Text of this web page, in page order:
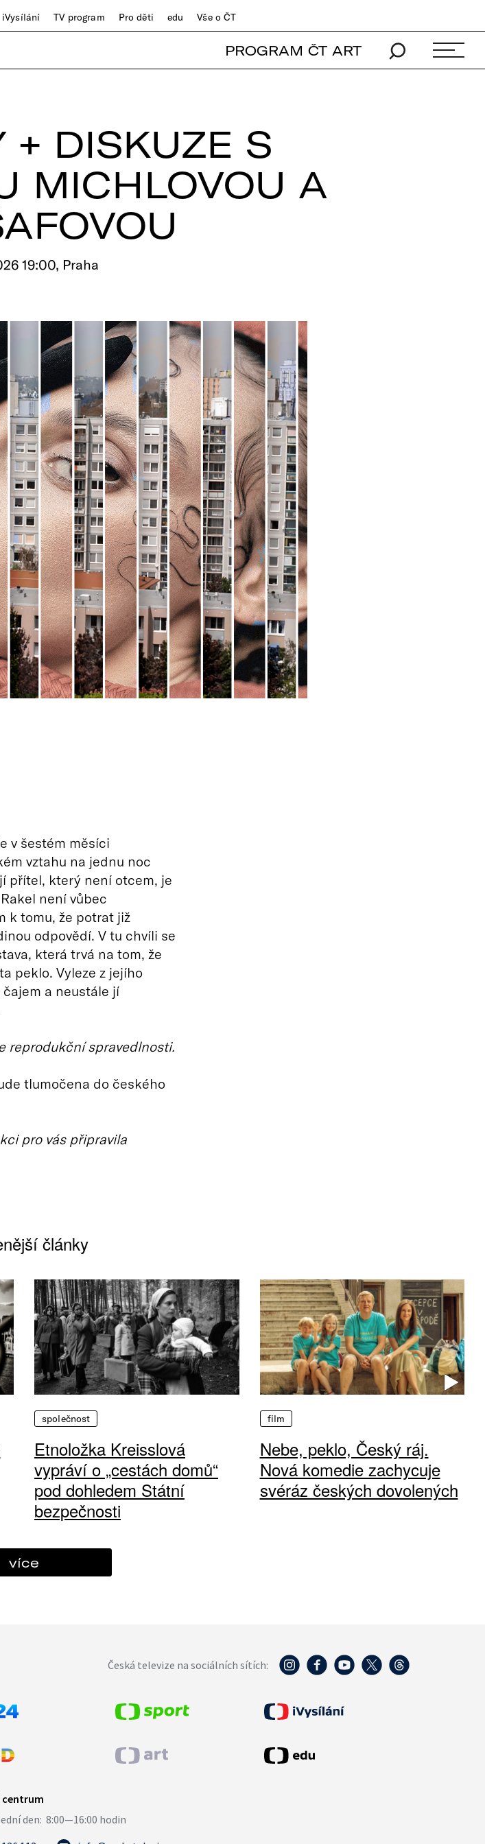
iVysílání TV program Pro děti edu Vše o ČT
PROGRAM ČT ART
+ DISKUZE S
MICHLOVOU A
19:00, Praha
v šestém měsíci
vztahu na jednu noc
přítel, který není otcem, je
není vůbec
k tomu, že potrat již
odpovědí. V tu chvíli se
která trvá na tom, že
peklo. Vyleze z jejího
a neustále jí
reprodukční spravedlnosti.
tlumočena do českého
pro vás připravila
články
společnost
Etnoložka Kreisslová
vypráví o „cestách domů“
pod dohledem Státní
bezpečnosti
film
Nebe, peklo, Český ráj.
Nová komedie zachycuje
svéráz českých dovolených
více
Česká televize na sociálních sítích: